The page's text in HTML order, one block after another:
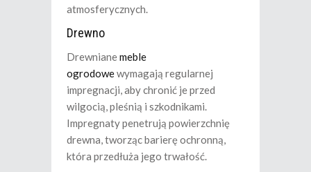
atmosferycznych.
Drewno
Drewnianemeble
ogrodowewymagają regularnej
impregnacji, aby chronić je przed
wilgocią, pleśnią i szkodnikami.
Impregnaty penetrują powierzchnię
drewna, tworząc barierę ochronną,
która przedłuża jego trwałość.